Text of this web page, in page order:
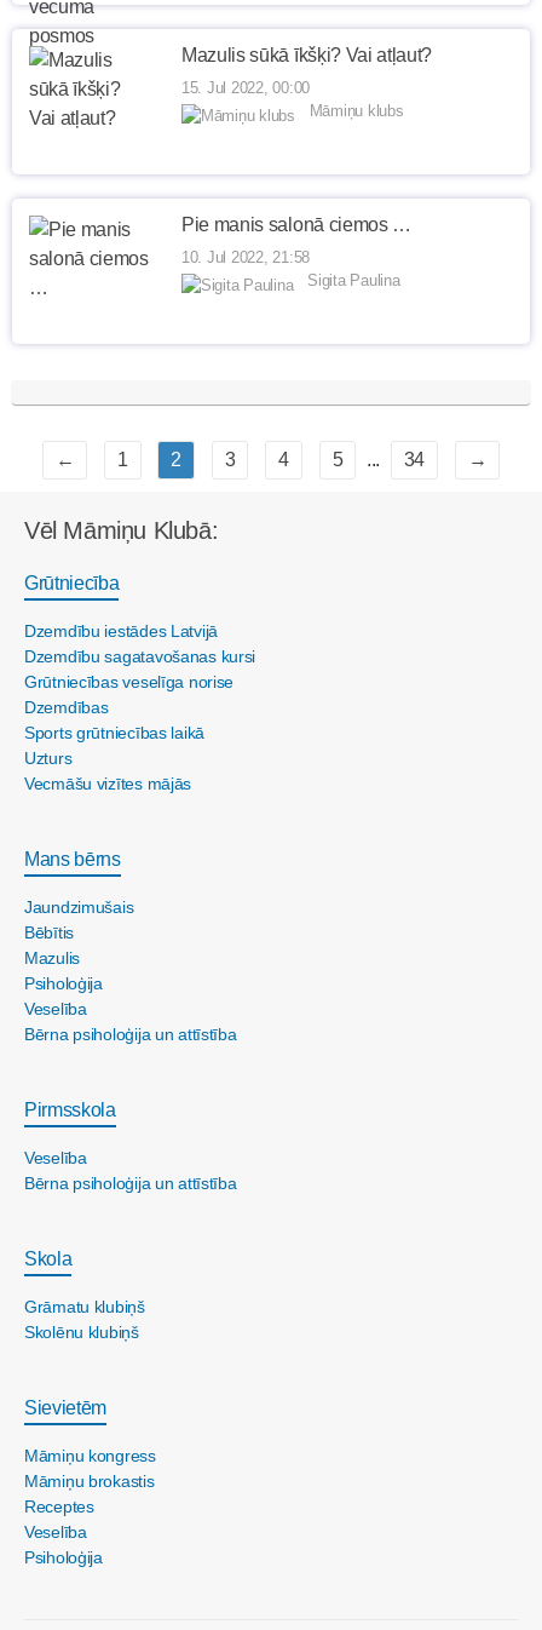
Mazulis sūkā īkšķi? Vai atļaut?
15. Jul 2022, 00:00
Māmiņu klubs
Pie manis salonā ciemos …
10. Jul 2022, 21:58
Sigita Paulina
← 1 2 3 4 5 ... 34 →
Vēl Māmiņu Klubā:
Grūtniecība
Dzemdību iestādes Latvijā
Dzemdību sagatavošanas kursi
Grūtniecības veselīga norise
Dzemdības
Sports grūtniecības laikā
Uzturs
Vecmāšu vizītes mājās
Mans bērns
Jaundzimušais
Bēbītis
Mazulis
Psiholoģija
Veselība
Bērna psiholoģija un attīstība
Pirmsskola
Veselība
Bērna psiholoģija un attīstība
Skola
Grāmatu klubiņš
Skolēnu klubiņš
Sievietēm
Māmiņu kongress
Māmiņu brokastis
Receptes
Veselība
Psiholoģija